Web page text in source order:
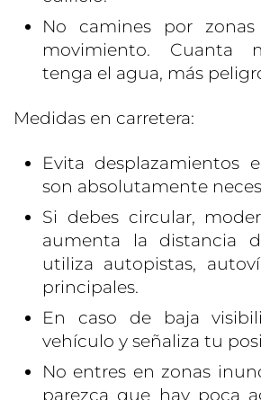
No camines por
movimiento. Cuanta
tenga el agua, más
Medidas en carretera:
Evita desplazamientos
son absolutamente
Si debes circular,
aumenta la distancia
utiliza autopistas,
principales.
En caso de baja
vehículo y señaliza tu
No entres en zonas
parezca que hay poca